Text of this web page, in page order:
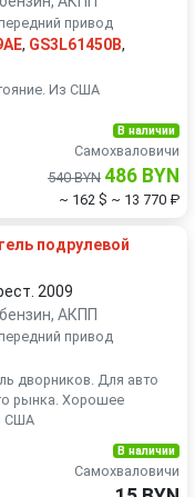
привод
, GS3L61450B,
Из США
В наличии
Самохваловичи
540 BYN 486 BYN
~ 162 $ ~ 13 770 ₽
подрулевой
2009
АКПП
привод
дворников. Для авто
рынка. Хорошее
США
В наличии
Самохваловичи